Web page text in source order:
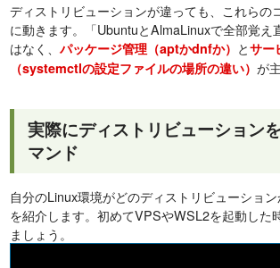
ディストリビューションが違っても、これらの
に動きます。「UbuntuとAlmaLinuxで全部覚え
はなく、パッケージ管理（aptかdnfか） とサー
（systemctlの設定ファイルの場所の違い）が
実際にディストリビューション
マンド
自分のLinux環境がどのディストリビューショ
を紹介します。初めてVPSやWSL2を起動した
ましょう。